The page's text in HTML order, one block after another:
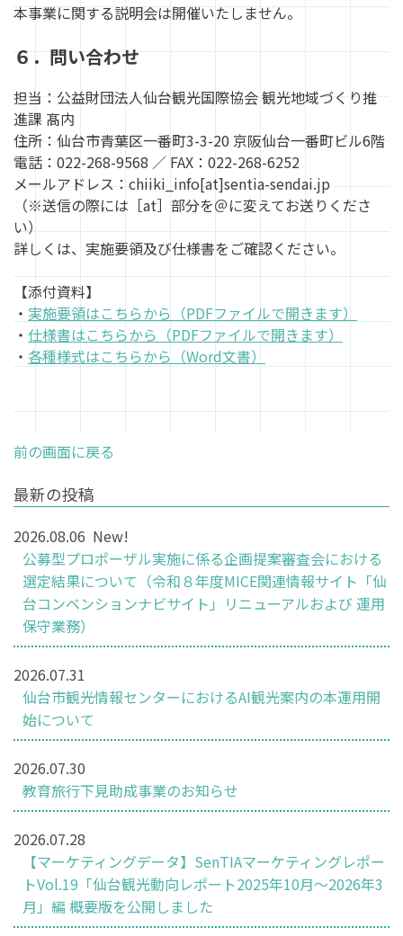
本事業に関する説明会は開催いたしません。
６．問い合わせ
担当：公益財団法人仙台観光国際協会 観光地域づくり推
進課 髙内
住所：仙台市青葉区一番町3-3-20 京阪仙台一番町ビル6階
電話：022-268-9568 ／ FAX：022-268-6252
メールアドレス：chiiki_info[at]sentia-sendai.jp
（※送信の際には［at］部分を＠に変えてお送りくださ
い）
詳しくは、実施要領及び仕様書をご確認ください。
【添付資料】
・ 実施要領はこちらから（PDFファイルで開きます）
・ 仕様書はこちらから（PDFファイルで開きます）
・ 各種様式はこちらから（Word文書）
前の画面に戻る
最新の投稿
2026.08.06 New!
公募型プロポーザル実施に係る企画提案審査会における
選定結果について（令和８年度MICE関連情報サイト「仙
台コンベンションナビサイト」リニューアルおよび 運用
保守業務）
2026.07.31
仙台市観光情報センターにおけるAI観光案内の本運用開
始について
2026.07.30
教育旅行下見助成事業のお知らせ
2026.07.28
【マーケティングデータ】SenTIAマーケティングレポー
トVol.19「仙台観光動向レポート2025年10月～2026年3
月」編 概要版を公開しました